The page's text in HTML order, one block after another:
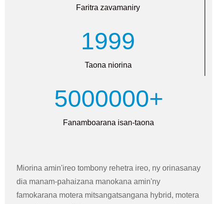
Faritra zavamaniry
1999
Taona niorina
5000000+
Fanamboarana isan-taona
Miorina amin'ireo tombony rehetra ireo, ny orinasanay
dia manam-pahaizana manokana amin'ny
famokarana motera mitsangatsangana hybrid, motera